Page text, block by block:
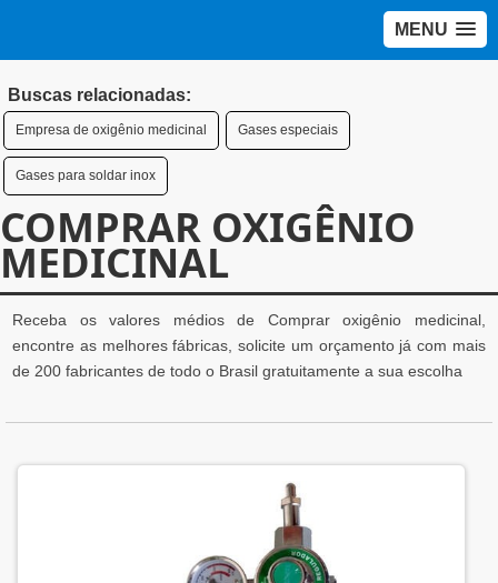
MENU
Buscas relacionadas:
Empresa de oxigênio medicinal Gases especiais
Gases para soldar inox
COMPRAR OXIGÊNIO
MEDICINAL
Receba os valores médios de Comprar oxigênio medicinal,
encontre as melhores fábricas, solicite um orçamento já com mais
de 200 fabricantes de todo o Brasil gratuitamente a sua escolha